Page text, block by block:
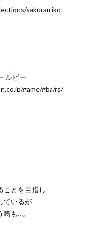
sakuramiko
ルビー
game/gba/rs/
ことを目指し
ているが
も…。